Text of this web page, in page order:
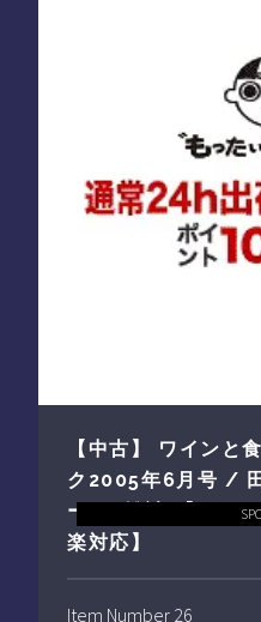
【中古】 ワインと
ク2005年6月号 /
ーク [雑誌]【メール
楽対応】
Item Number 26